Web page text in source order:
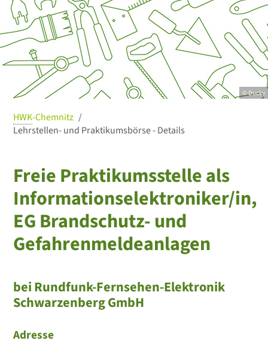
© Ducky
HWK-Chemnitz
Lehrstellen- und Praktikumsbörse - Details
Freie Praktikumsstelle als
Informationselektroniker/in,
EG Brandschutz- und
Gefahrenmeldeanlagen
bei Rundfunk-Fernsehen-Elektronik
Schwarzenberg GmbH
Adresse